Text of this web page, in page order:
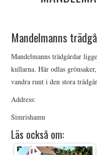
HIMLAGRÖNT
HIMLAMYSIGT
HIMLASNYGGT
VI MÖTER
Mandelmanns
Mandelmanns trädgårdar
kullarna. Här odlas
vandra runt i den stora
Address:
Simrishamn
Läs också om: